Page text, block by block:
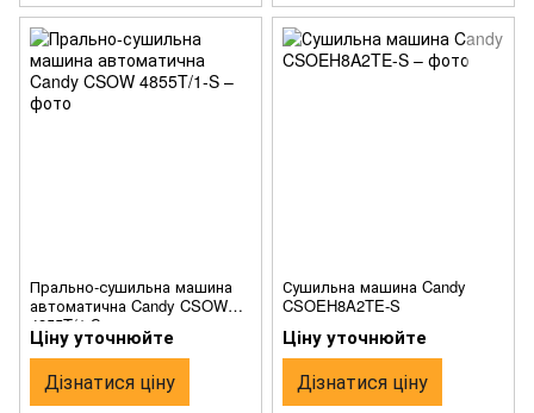
Прально-сушильна машина
автоматична Candy CSOW
4855T/1-S
Ціну уточнюйте
Дізнатися ціну
Сушильна машина Candy
CSOEH8A2TE-S
Ціну уточнюйте
Дізнатися ціну